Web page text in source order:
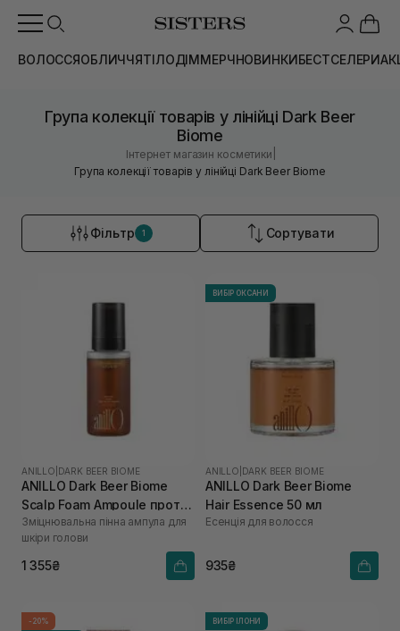
ВОЛОССЯОБЛИЧЧЯТІЛОДІММЕРЧНОВИНКИБЕСТСЕЛЕРИ
Група колекції товарів у лінійці Dark Beer
Biome
Інтернет магазин косметики
Група колекції товарів у лінійці Dark Beer Biome
Фільтр 1 Сортувати
ANILLO DARK BEER BIOME
ANILLO Dark Beer Biome
Scalp Foam Ampoule проти
випадіння волосся 95 мл
Зміцнювальна пінна ампула для
шкіри голови
1 355₴
ВИБІР ОКСАНИ
ANILLO DARK BEER BIOME
ANILLO Dark Beer Biome
Hair Essence 50 мл
Есенція для волосся
935₴
-20%
ВИБІР ІЛОНИ